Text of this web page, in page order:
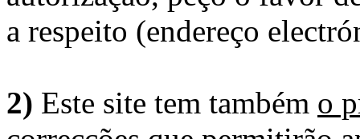
a respeito (endereço
2) Este site tem também o